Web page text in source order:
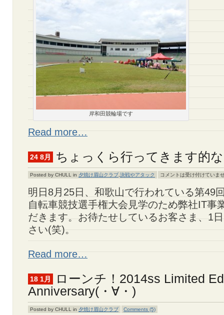
岸和田競輪場です
Read more…
24 8月 ちょっくら行ってきます的な
Posted by CHULL in 夕焼け眉山クラブ 決戦やアタック コメントは受け付けていま
明日8月25日、和歌山で行われている第49
自転車競技選手権大会見学のため弊社IT事
だきます。お待たせしているお客さま、1
さい(笑)。
Read more…
18 1月
ローンチ！2014ss Limited
Anniversary(・∀・)
Posted by CHULL in 夕焼け眉山クラブ Comments (5)